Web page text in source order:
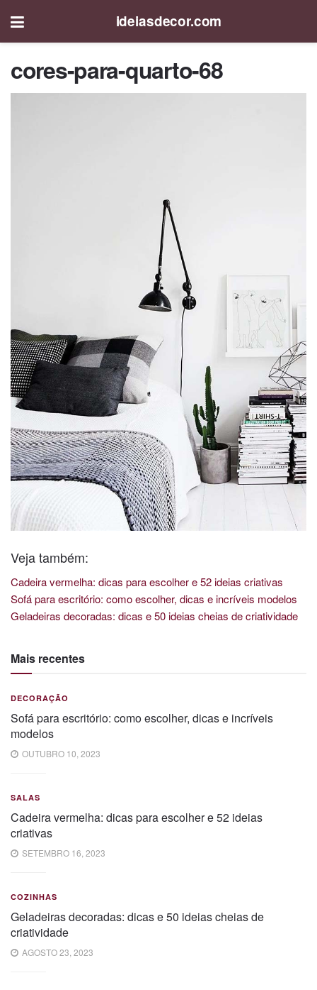
ideiasdecor.com
cores-para-quarto-68
Veja também:
Cadeira vermelha: dicas para escolher e 52 ideias criativas
Sofá para escritório: como escolher, dicas e incríveis modelos
Geladeiras decoradas: dicas e 50 ideias cheias de criatividade
Mais recentes
DECORAÇÃO
Sofá para escritório: como escolher, dicas e incríveis
modelos
OUTUBRO 10, 2023
SALAS
Cadeira vermelha: dicas para escolher e 52 ideias
criativas
SETEMBRO 16, 2023
COZINHAS
Geladeiras decoradas: dicas e 50 ideias cheias de
criatividade
AGOSTO 23, 2023